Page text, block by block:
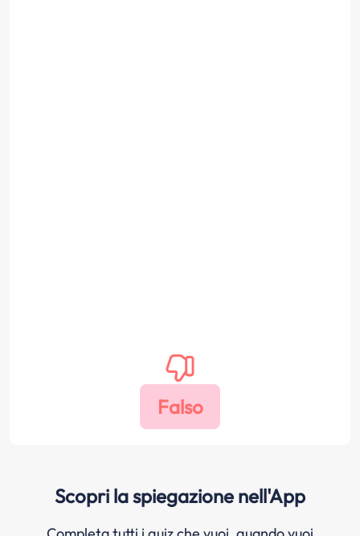
Scopri la spiegazione nell'App